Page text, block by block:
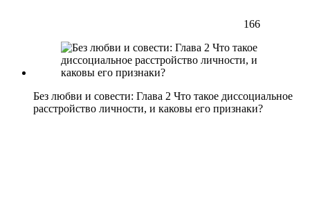
166
Без любви и совести: Глава 2 Что такое диссоциальное
расстройство личности, и каковы его признаки?